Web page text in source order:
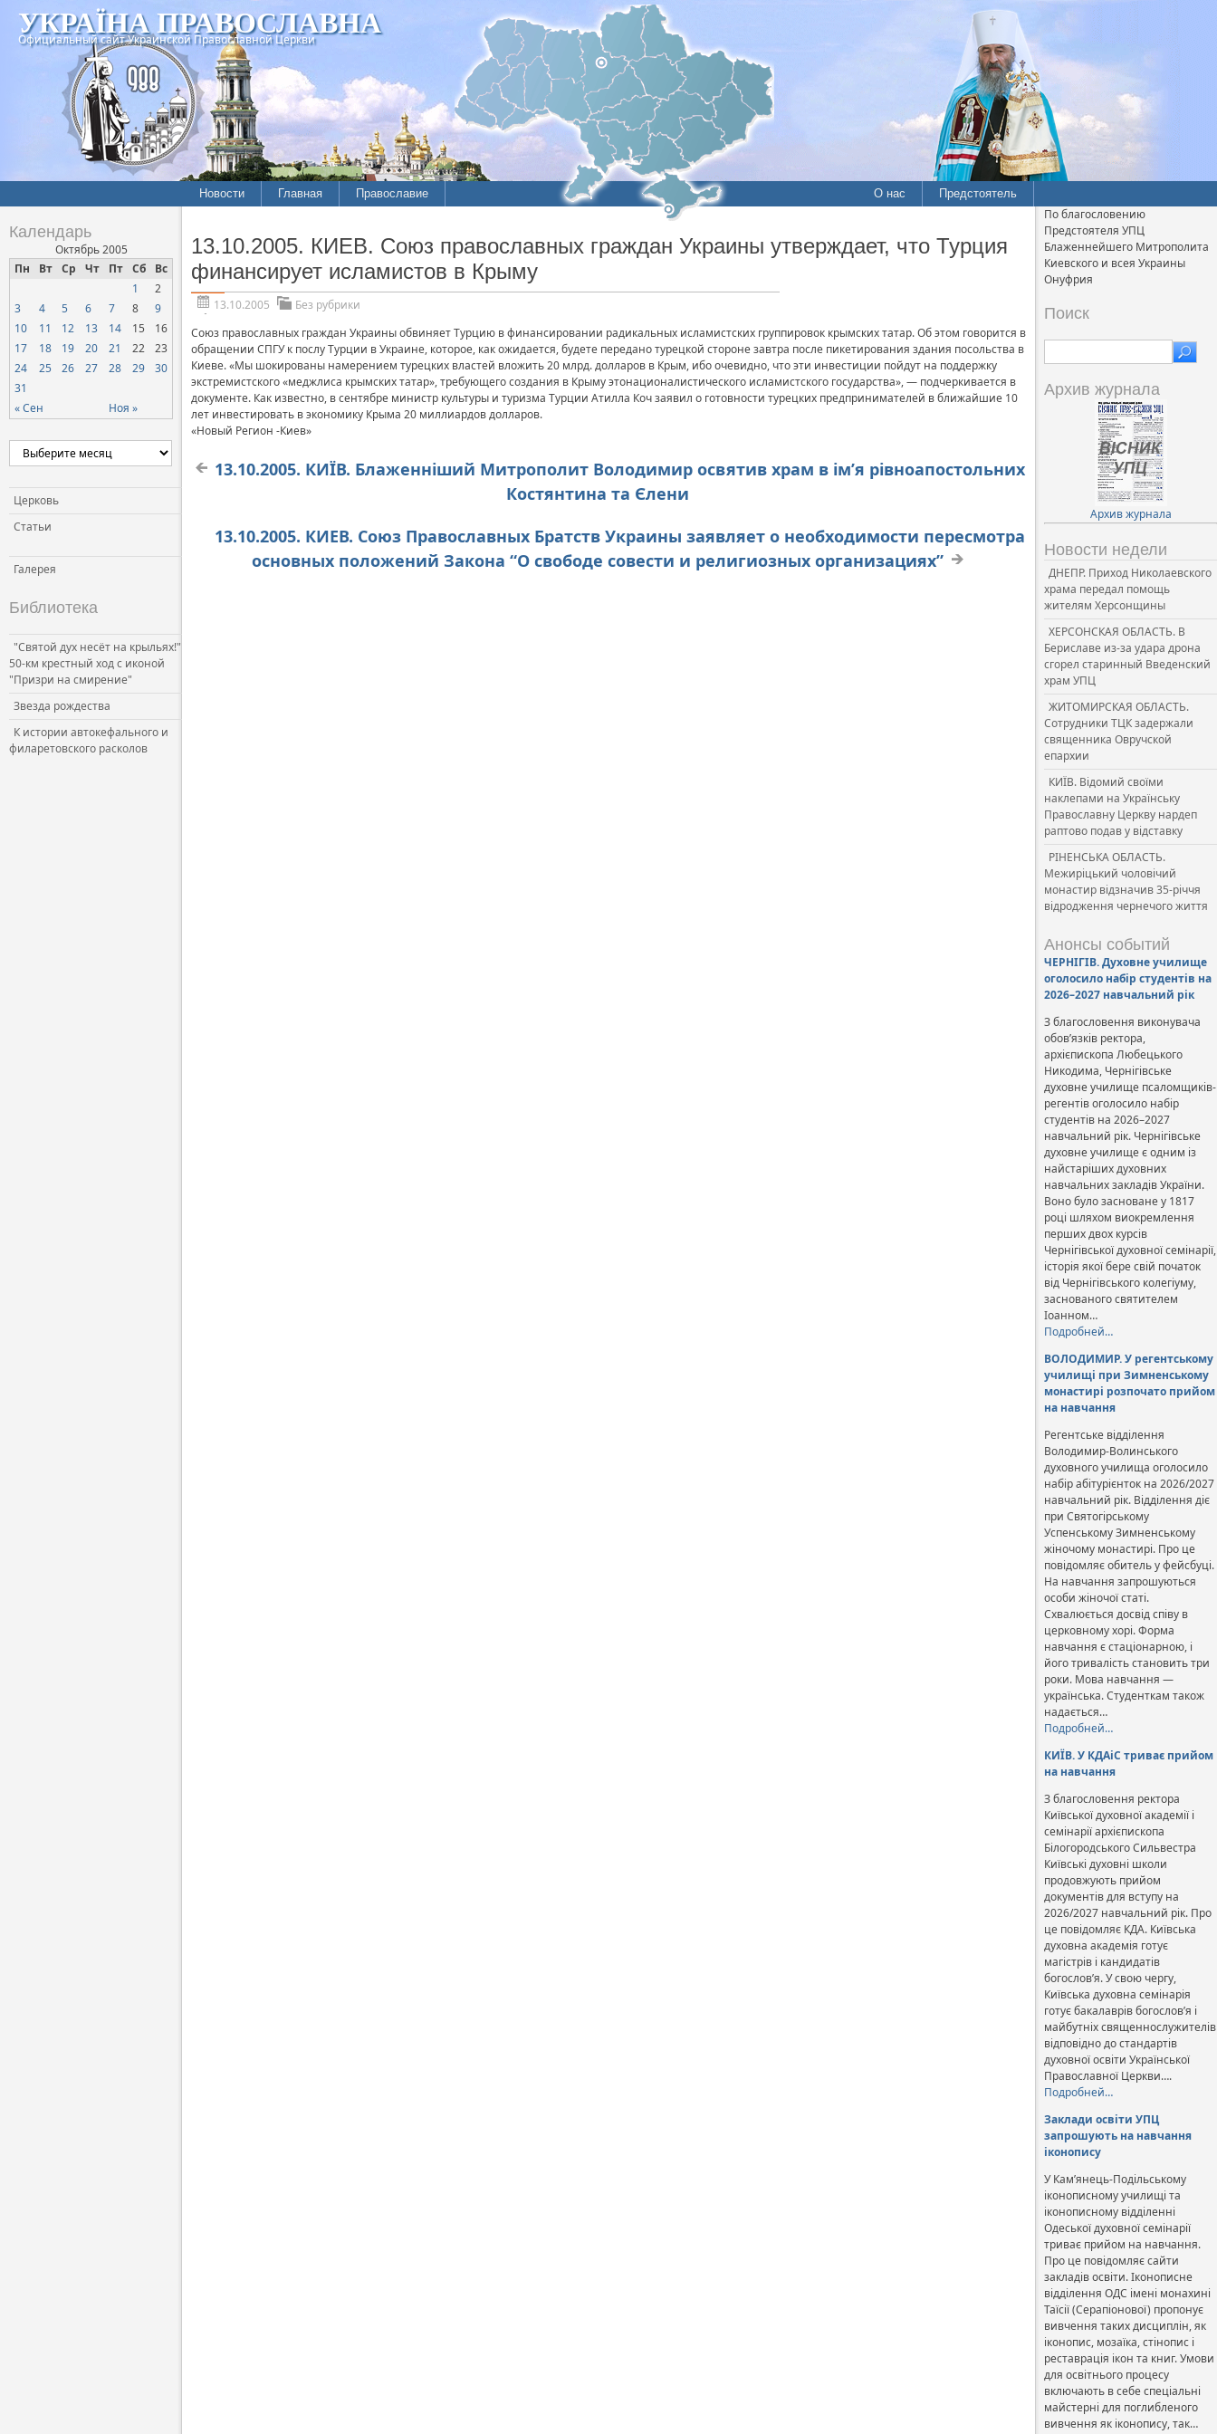
УКРАЇНА ПРАВОСЛАВНА
Официальный сайт Украинской Православной Церкви
Новости Главная Православие О нас Предстоятель
Календарь
Октябрь 2005
Пн
Вт Ср Чт Пт Сб Вс
« Сен Ноя »
1
2
3
4 5 6 7 8
9
10
11 12 13 14 15
16
17
18 19 20 21 22
23
24
25 26 27 28 29
30
31
Церковь
Статьи
Галерея
Библиотека
"Святой дух несёт на крыльях!"
50-км крестный ход с иконой
"Призри на смирение"
Звезда рождества
К истории автокефального и
филаретовского расколов
13.10.2005. КИЕВ. Союз православных граждан Украины утверждает, что Турция
финансирует исламистов в Крыму
13.10.2005
Без рубрики
Союз православных граждан Украины обвиняет Турцию в финансировании радикальных исламистских группировок крымских татар. Об этом говорится в
обращении СПГУ к послу Турции в Украине, которое, как ожидается, будете передано турецкой стороне завтра после пикетирования здания посольства в
Киеве. «Мы шокированы намерением турецких властей вложить 20 млрд. долларов в Крым, ибо очевидно, что эти инвестиции пойдут на поддержку
экстремистского «меджлиса крымских татар», требующего создания в Крыму этонационалистического исламистского государства», — подчеркивается в
документе. Как известно, в сентябре министр культуры и туризма Турции Атилла Коч заявил о готовности турецких предпринимателей в ближайшие 10
лет инвестировать в экономику Крыма 20 миллиардов долларов.
«Новый Регион -Киев»
13.10.2005. КИЇВ. Блаженніший Митрополит Володимир освятив храм в ім’я рівноапостольних
Костянтина та Єлени
13.10.2005. КИЕВ. Союз Православных Братств Украины заявляет о необходимости пересмотра
основных положений Закона “О свободе совести и религиозных организациях”
По благословению
Предстоятеля УПЦ
Блаженнейшего Митрополита
Киевского и всея Украины
Онуфрия
Поиск
Архив журнала
Архив журнала
Новости недели
ДНЕПР. Приход Николаевского
храма передал помощь
жителям Херсонщины
ХЕРСОНСКАЯ ОБЛАСТЬ. В
Бериславе из-за удара дрона
сгорел старинный Введенский
храм УПЦ
ЖИТОМИРСКАЯ ОБЛАСТЬ.
Сотрудники ТЦК задержали
священника Овручской
епархии
КИЇВ. Відомий своїми
наклепами на Українську
Православну Церкву нардеп
раптово подав у відставку
РІНЕНСЬКА ОБЛАСТЬ.
Межиріцький чоловічий
монастир відзначив 35-річчя
відродження чернечого життя
Анонсы событий
ЧЕРНІГІВ. Духовне училище
оголосило набір студентів на
2026–2027 навчальний рік
З благословення виконувача
обов’язків ректора,
архієпископа Любецького
Никодима, Чернігівське
духовне училище псаломщиків-
регентів оголосило набір
студентів на 2026–2027
навчальний рік. Чернігівське
духовне училище є одним із
найстаріших духовних
навчальних закладів України.
Воно було засноване у 1817
році шляхом виокремлення
перших двох курсів
Чернігівської духовної семінарії,
історія якої бере свій початок
від Чернігівського колегіуму,
заснованого святителем
Іоанном…
Подробней…
ВОЛОДИМИР. У регентському
училищі при Зимненському
монастирі розпочато прийом
на навчання
Регентське відділення
Володимир-Волинського
духовного училища оголосило
набір абітурієнток на 2026/2027
навчальний рік. Відділення діє
при Святогірському
Успенському Зимненському
жіночому монастирі. Про це
повідомляє обитель у фейсбуці.
На навчання запрошуються
особи жіночої статі.
Схвалюється досвід співу в
церковному хорі. Форма
навчання є стаціонарною, і
його тривалість становить три
роки. Мова навчання —
українська. Студенткам також
надається…
Подробней…
КИЇВ. У КДАіС триває прийом
на навчання
З благословення ректора
Київської духовної академії і
семінарії архієпископа
Білогородського Сильвестра
Київські духовні школи
продовжують прийом
документів для вступу на
2026/2027 навчальний рік. Про
це повідомляє КДА. Київська
духовна академія готує
магістрів і кандидатів
богослов’я. У свою чергу,
Київська духовна семінарія
готує бакалаврів богослов’я і
майбутніх священнослужителів
відповідно до стандартів
духовної освіти Української
Православної Церкви….
Подробней…
Заклади освіти УПЦ
запрошують на навчання
іконопису
У Кам’янець-Подільському
іконописному училищі та
іконописному відділенні
Одеської духовної семінарії
триває прийом на навчання.
Про це повідомляє сайти
закладів освіти. Іконописне
відділення ОДС імені монахині
Таїсії (Серапіонової) пропонує
вивчення таких дисциплін, як
іконопис, мозаїка, стінопис і
реставрація ікон та книг. Умови
для освітнього процесу
включають в себе спеціальні
майстерні для поглибленого
вивчення як іконопису, так…